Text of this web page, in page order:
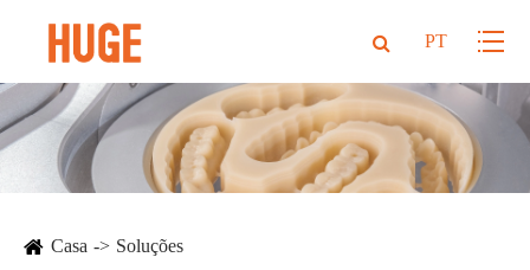
PT
Casa
Soluções